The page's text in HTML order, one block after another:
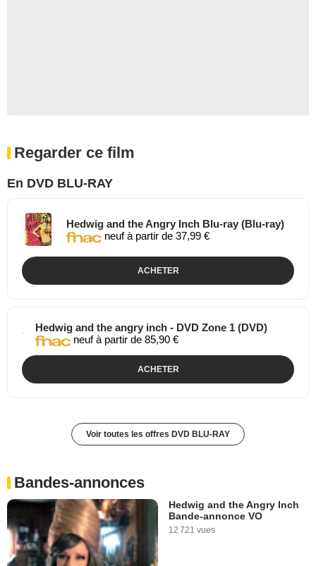
Regarder ce film
En DVD BLU-RAY
Hedwig and the Angry Inch Blu-ray (Blu-ray)
neuf à partir de 37,99 €
ACHETER
Hedwig and the angry inch - DVD Zone 1 (DVD)
neuf à partir de 85,90 €
ACHETER
Voir toutes les offres DVD BLU-RAY
Bandes-annonces
Hedwig and the Angry Inch
Bande-annonce VO
12 721 vues